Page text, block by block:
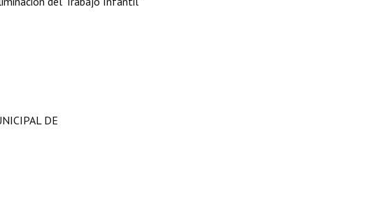
DE